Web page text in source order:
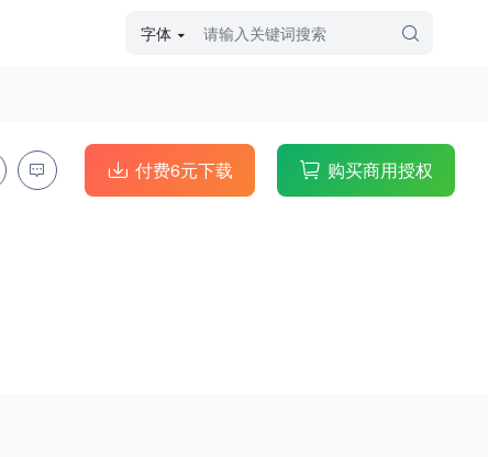
硬笔手写 毛笔飞白 粉笔勾绘 个性书体
字体
付费6元下载 购买商用授权